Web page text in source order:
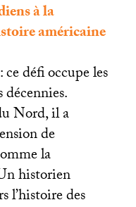
à la
américaine
défi occupe les
Nord, il a
de
la
historien
l’histoire des